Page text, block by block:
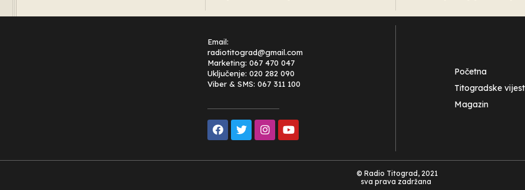
Email:
radiotitograd@gmail.com
Marketing: 067 470 047
Uključenje: 020 282 090
Viber & SMS: 067 311 100
Početna
Titogradske
Magazin
© Radio Titograd, 2021
sva prava zadržana